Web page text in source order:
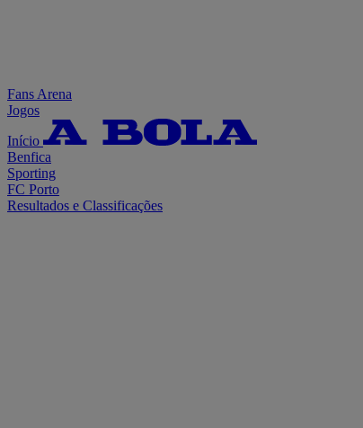
Fans Arena
Jogos
Início
Benfica
Sporting
FC Porto
Resultados e Classificações